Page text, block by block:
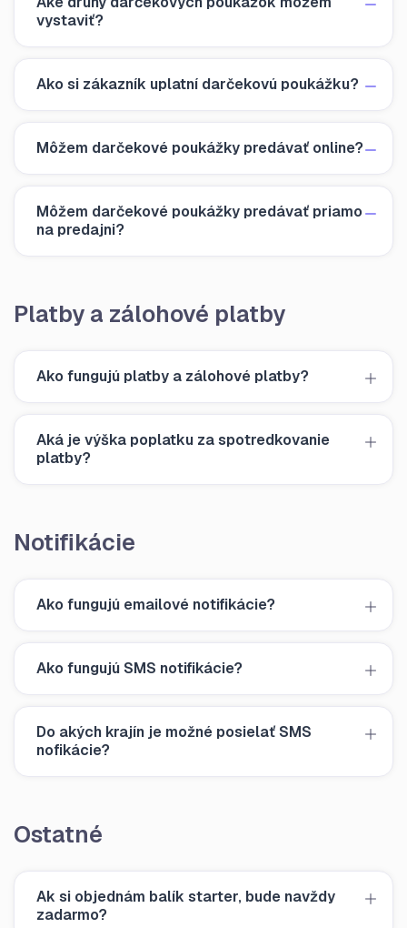
vystaviť?
Ako si zákazník uplatní darčekovú poukážku?
Môžem darčekové poukážky predávať online?
Môžem darčekové poukážky predávať priamo
na predajni?
Platby a zálohové platby
Ako fungujú platby a zálohové platby?
Aká je výška poplatku za spotredkovanie
platby?
Notifikácie
Ako fungujú emailové notifikácie?
Ako fungujú SMS notifikácie?
Do akých krajín je možné posielať SMS
nofikácie?
Ostatné
Ak si objednám balík starter, bude navždy
zadarmo?